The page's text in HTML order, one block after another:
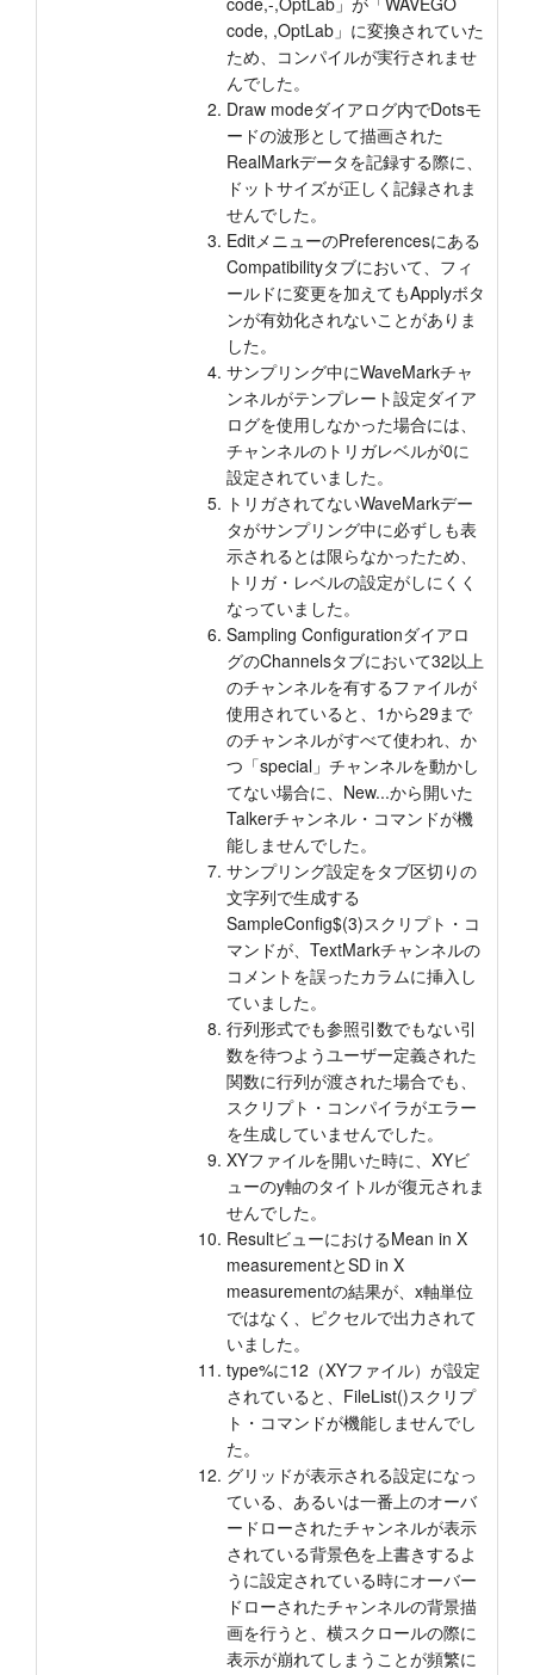
code, ,OptLab」に変換されていた
ため、コンパイルが実行されませ
んでした。
Draw modeダイアログ内でDotsモ
ードの波形として描画された
RealMarkデータを記録する際に、
ドットサイズが正しく記録されま
せんでした。
EditメニューのPreferencesにある
Compatibilityタブにおいて、フィ
ールドに変更を加えてもApplyボタ
ンが有効化されないことがありま
した。
サンプリング中にWaveMarkチャ
ンネルがテンプレート設定ダイア
ログを使用しなかった場合には、
チャンネルのトリガレベルが0に
設定されていました。
トリガされてないWaveMarkデー
タがサンプリング中に必ずしも表
示されるとは限らなかったため、
トリガ・レベルの設定がしにくく
なっていました。
Sampling Configurationダイアロ
グのChannelsタブにおいて32以上
のチャンネルを有するファイルが
使用されていると、1から29まで
のチャンネルがすべて使われ、か
つ「special」チャンネルを動かし
てない場合に、New...から開いた
Talkerチャンネル・コマンドが機
能しませんでした。
サンプリング設定をタブ区切りの
文字列で生成する
SampleConfig$(3)スクリプト・コ
マンドが、TextMarkチャンネルの
コメントを誤ったカラムに挿入し
ていました。
行列形式でも参照引数でもない引
数を待つようユーザー定義された
関数に行列が渡された場合でも、
スクリプト・コンパイラがエラー
を生成していませんでした。
XYファイルを開いた時に、XYビ
ューのy軸のタイトルが復元されま
せんでした。
ResultビューにおけるMean in X
measurementとSD in X
measurementの結果が、x軸単位
ではなく、ピクセルで出力されて
いました。
type%に12（XYファイル）が設定
されていると、FileList()スクリプ
ト・コマンドが機能しませんでし
た。
グリッドが表示される設定になっ
ている、あるいは一番上のオーバ
ードローされたチャンネルが表示
されている背景色を上書きするよ
うに設定されている時にオーバー
ドローされたチャンネルの背景描
画を行うと、横スクロールの際に
表示が崩れてしまうことが頻繁に